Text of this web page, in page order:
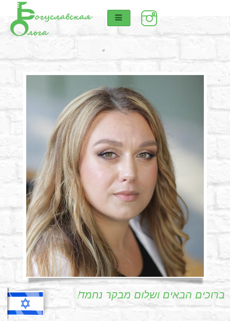
!ברוכים הבאים ושלום מבקר נחמד